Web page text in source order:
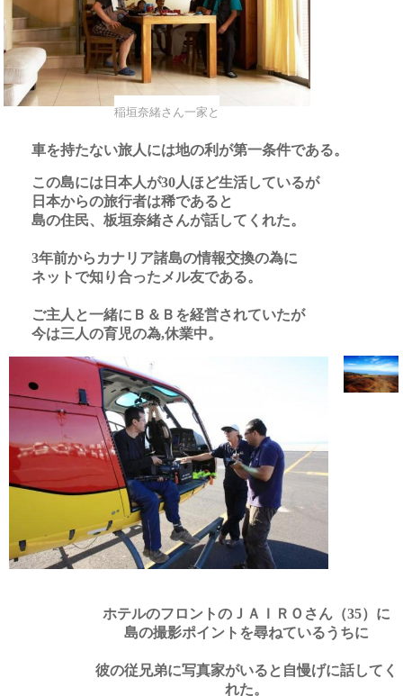
ホテルのフロントのＪＡＩＲＯさん（35）に
島の撮影ポイントを尋ねているうちに
彼の従兄弟に写真家がいると自慢げに話してく
れた。
稲垣奈緒さん一家と
車を持たない旅人には地の利が第一条件である。
この島には日本人が30人ほど生活しているが
日本からの旅行者は稀であると
島の住民、板垣奈緒さんが話してくれた。
3年前からカナリア諸島の情報交換の為に
ネットで知り合ったメル友である。
ご主人と一緒にＢ＆Ｂを経営されていたが
今は三人の育児の為,休業中。